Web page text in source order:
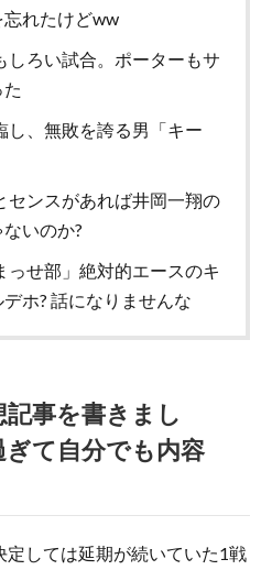
れたけどww
しろい試合。ポーターもサ
し、無敗を誇る男「キー
センスがあれば井岡一翔の
いのか?
っせ部」絶対的エースのキ
ホ? 話になりませんな
事を書きまし
て自分でも内容
しては延期が続いていた1戦